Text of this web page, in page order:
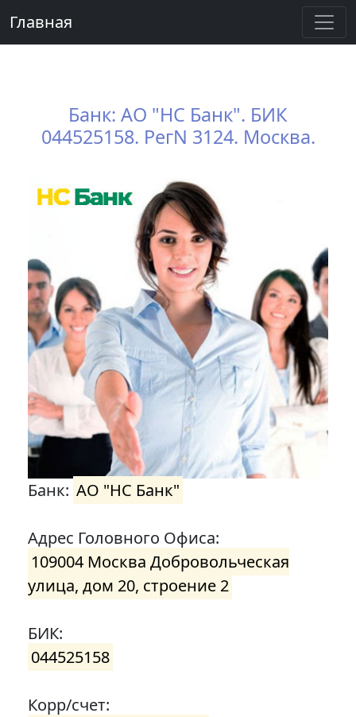
Главная
Банк: АО "НС Банк". БИК
044525158. РегN 3124. Москва.
Банк: АО "НС Банк"
Адрес Головного Офиса:
109004 Москва Добровольческая
улица, дом 20, строение 2
БИК:
044525158
Корр/счет: